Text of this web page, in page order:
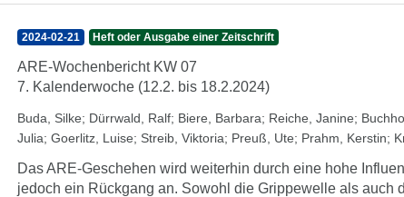
2024-02-21 Heft oder Ausgabe einer Zeitschrift
ARE-Wochenbericht KW 07
7. Kalenderwoche (12.2. bis 18.2.2024)
Buda, Silke; Dürrwald, Ralf; Biere, Barbara; Reiche, Janine;
Julia; Goerlitz, Luise; Streib, Viktoria; Preuß, Ute; Prahm, Kerstin;
Das ARE-Geschehen wird weiterhin durch eine hohe
jedoch ein Rückgang an. Sowohl die Grippewelle als auch